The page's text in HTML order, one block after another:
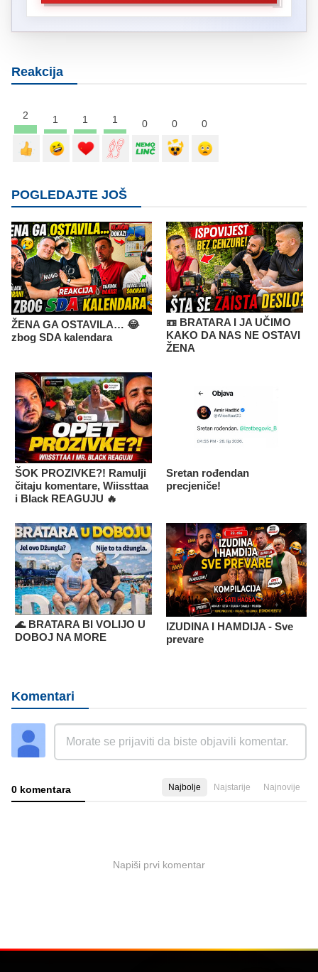
Reakcija
2 1 1 1 0 0 0
POGLEDAJTE JOŠ
ŽENA GA OSTAVILA… 😂
zbog SDA kalendara
📼 BRATARA I JA UČIMO
KAKO DA NAS NE OSTAVI
ŽENA
ŠOK PROZIVKE?! Ramulji
čitaju komentare, Wiissttaa
i Black REAGUJU 🔥
Sretan rođendan
precjeniče!
🌊 BRATARA BI VOLIJO U
DOBOJ NA MORE
IZUDINA I HAMDIJA - Sve
prevare
Komentari
0 komentara Najbolje Najstarije Najnovije
Napiši prvi komentar